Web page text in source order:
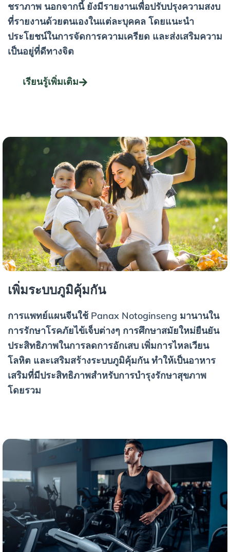
ชราภาพ นอกจากนี้ ยังมีรายงานเพื่อปรับปรุงความสงบ
ที่รายงานด้วยตนเองในแต่ละบุคคล โดยแนะนำ
ประโยชน์ในการจัดการความเครียด และส่งเสริมความ
เป็นอยู่ที่ดีทางจิต
เรียนรู้เพิ่มเติม
เพิ่มระบบภูมิคุ้มกัน
การแพทย์แผนจีนใช้ Panax Notoginseng มานานใน
การรักษาโรคภัยไข้เจ็บต่างๆ การศึกษาสมัยใหม่ยืนยัน
ประสิทธิภาพในการลดการอักเสบ เพิ่มการไหลเวียน
โลหิต และเสริมสร้างระบบภูมิคุ้มกัน ทำให้เป็นอาหาร
เสริมที่มีประสิทธิภาพสำหรับการบำรุงรักษาสุขภาพ
โดยรวม